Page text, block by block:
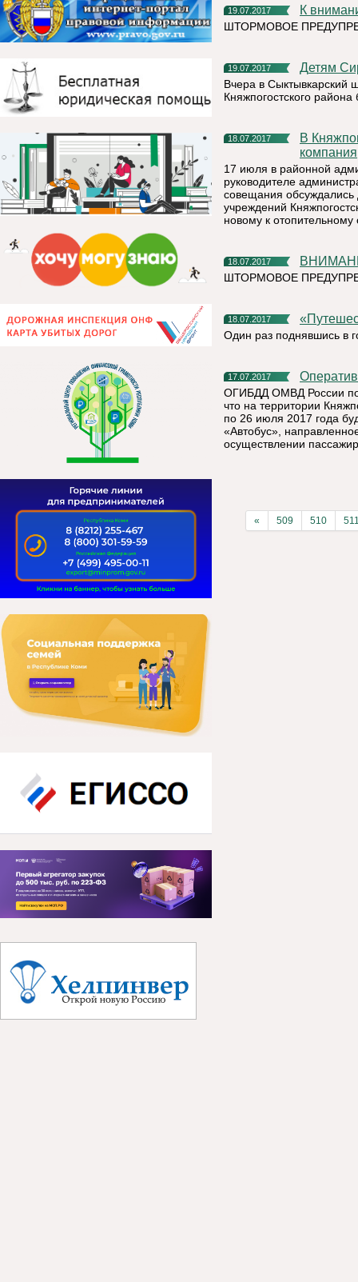
19.07.2017 К
ШТОРМОВОЕ
19.07.2017 Детям
Вчера в Сыктывкарский
Княжпогостского
18.07.2017
В Княжпогостский район пришла новая ресурсоснабжающая
компания
17 июля в районной
руководителе
совещания обсуждались
учреждений
новому к отопительному
18.07.2017
ШТОРМОВОЕ
18.07.2017
Один раз поднявшись в
17.07.2017
ОГИБДД ОМВД России по
что на территории
по 26 июля 2017 года
«Автобус»,
осуществлении
« 509 510